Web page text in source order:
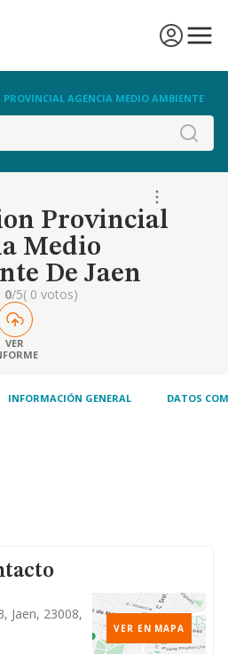
PROVINCIAL AGENCIA MEDIO AMBIENTE
Provincial
Medio
De Jaen
0/5( 0 votos)
VER
INFORMACIÓN GENERAL DATOS
Jaen, 23008,
VER EN MAPA